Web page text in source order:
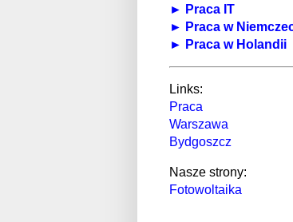
► Praca IT
► Praca w
► Praca w Holandii
Links:
Praca
Warszawa
Bydgoszcz
Nasze strony:
Fotowoltaika